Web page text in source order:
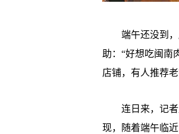
端午还没到，
助：“好想吃闽南
店铺，有人推荐
连日来，记者
现，随着端午临